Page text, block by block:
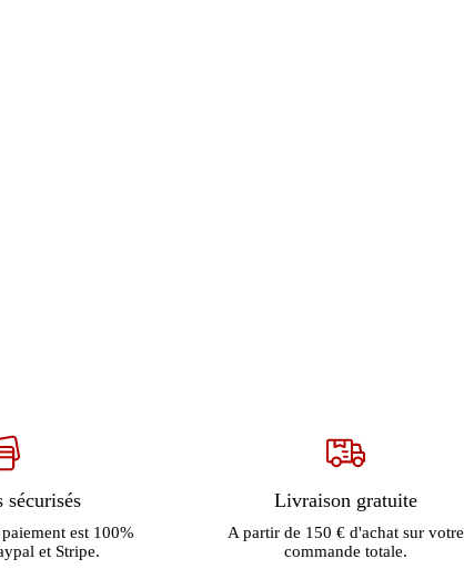
sécurisés
est 100%
et Stripe.
Livraison gratuite
A partir de 150 € d'achat sur votre
commande totale.